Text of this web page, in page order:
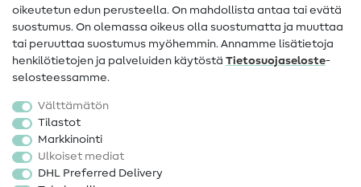
FAQ
Peruutusoikeus
Suosittu
Kankaat
Ompelutarvikkeet
Ale
oikeutetun edun perusteella. On mahdollista antaa tai evätä
suostumus. On olemassa oikeus olla suostumatta ja muuttaa
tai peruuttaa suostumus myöhemmin. Annamme lisätietoja
henkilötietojen ja palveluiden käytöstä Tietosuojaseloste-
selosteessamme.
Välttämätön
Tilastot
Markkinointi
Ulkoiset mediat
DHL Preferred Delivery